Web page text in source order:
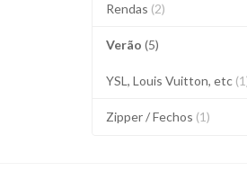
Rendas (2)
Verão (5)
YSL, Louis Vuitton, etc
Zipper / Fechos (1)